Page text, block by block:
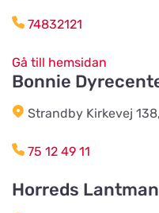
Kvarngatan 2
Burseryds Lantmän
Vidkundsvägen 1
Godhems Zoologiska
74832121
Gå till hemsidan
Bonnie
Strandby Kirkevej
75 12 49 11
Horreds